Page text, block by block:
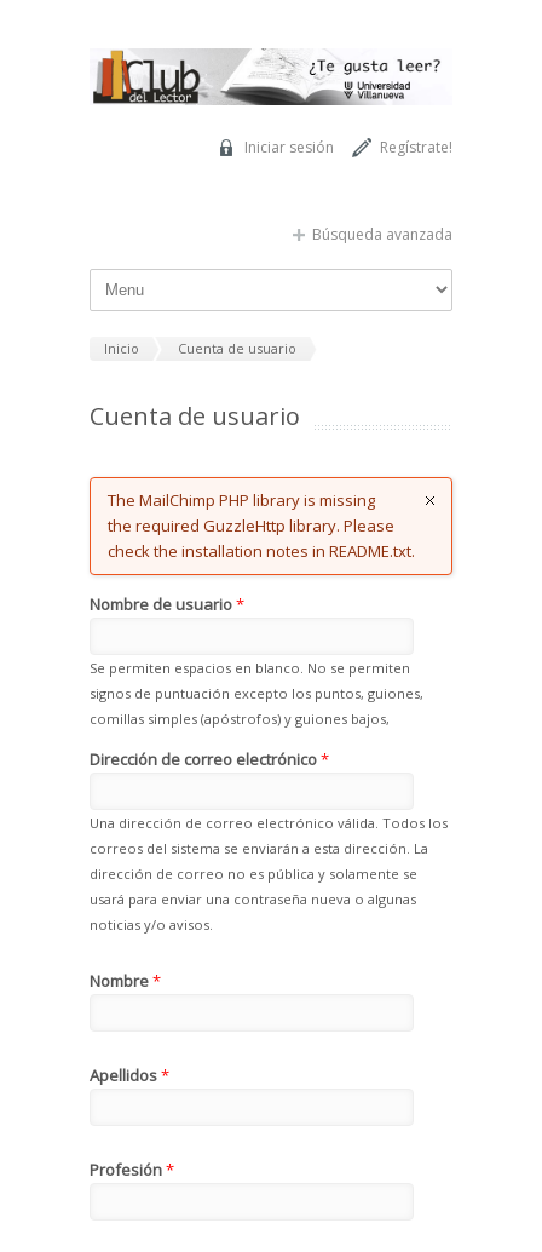
Regístrate!
Iniciar sesión
Búsqueda avanzada
Inicio Cuenta de usuario
Cuenta de usuario
Error message
The MailChimp PHP library is missing
the required GuzzleHttp library. Please
check the installation notes in README.txt.
Nombre de usuario*
Se permiten espacios en blanco. No se permiten
signos de puntuación excepto los puntos, guiones,
comillas simples (apóstrofos) y guiones bajos,
Dirección de correo electrónico*
Una dirección de correo electrónico válida. Todos los
correos del sistema se enviarán a esta dirección. La
dirección de correo no es pública y solamente se
usará para enviar una contraseña nueva o algunas
noticias y/o avisos.
Nombre*
Apellidos*
Profesión*